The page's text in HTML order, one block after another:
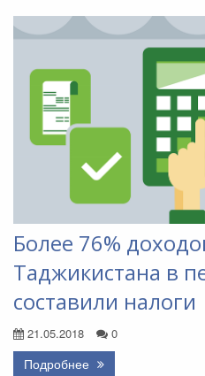
Более 76%
Таджикистана в
составили налоги
21.05.2018 0
Подробнее